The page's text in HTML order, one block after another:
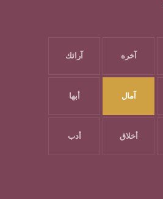
آخره آرائك
آمال أبها
أخلاق أدب